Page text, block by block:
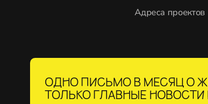
Адреса проектов
ОДНО ПИСЬМО В МЕСЯЦ О
ТОЛЬКО ГЛАВНЫЕ